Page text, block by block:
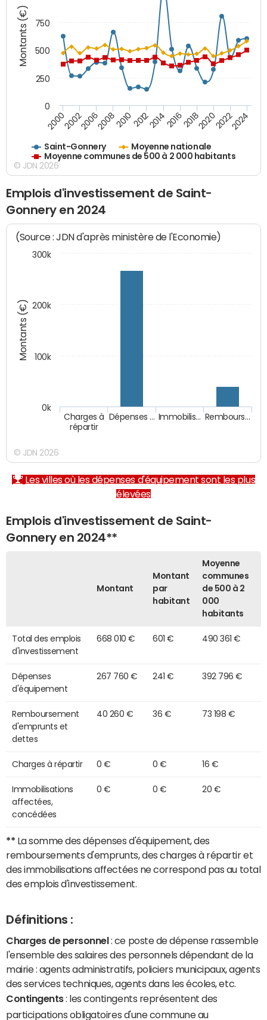
Montants (€)
Saint-Gonnery
Moyenne nationale
Moyenne communes de 500 à 2 000 habitants
200020022006200820102012201420162018202020222024
0
250
500
750
© JDN 2026
Emplois d'investissement de Saint-
Gonnery en 2024
Montants (€)
(Source : JDN d'après ministère de l'Economie)
Charges à
répartir
Dépenses … Immobilis… Rembours…
0k
100k
200k
300k
© JDN 2026
Les villes où les dépenses d'équipement sont les plus
élevées
Emplois d'investissement de Saint-
Gonnery en 2024**
Montant
Montant
par
habitant
Moyenne
communes
de 500 à 2
000
habitants
Total des emplois
d'investissement
668 010 € 601 € 490 361 €
Dépenses
d'équipement
267 760 € 241 € 392 796 €
Remboursement
d'emprunts et
dettes
40 260 € 36 € 73 198 €
Charges à répartir 0 € 0 € 16 €
Immobilisations
affectées,
concédées
0 € 0 € 20 €
** La somme des dépenses d'équipement, des
remboursements d'emprunts, des charges à répartir et
des immobilisations affectées ne correspond pas au total
des emplois d'investissement.
Définitions :
Charges de personnel : ce poste de dépense rassemble
l'ensemble des salaires des personnels dépendant de la
mairie : agents administratifs, policiers municipaux, agents
des services techniques, agents dans les écoles, etc.
Contingents: les contingents représentent des
participations obligatoires d'une commune au